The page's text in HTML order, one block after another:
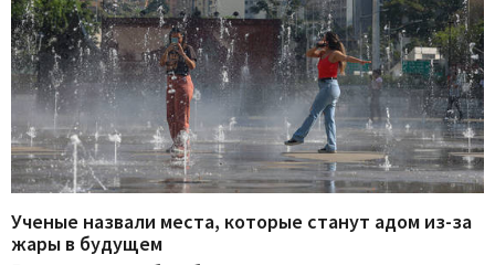
Ученые назвали места, которые станут адом из-за
жары в будущем